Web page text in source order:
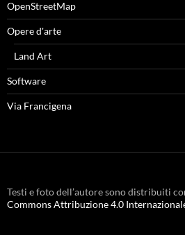
OpenStreetMap
Opere d'arte
Land Art
Software
Via Francigena
Testi e foto dell’autore sono distribuiti
Commons Attribuzione 4.0